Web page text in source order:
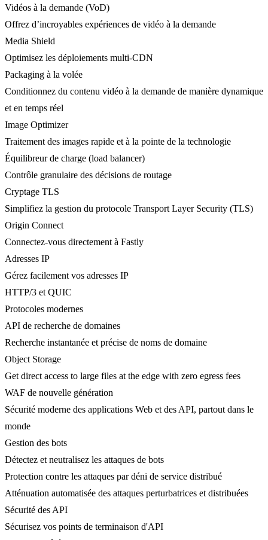
Vidéos à la demande (VoD)
Offrez d’incroyables expériences de vidéo à la demande
Media Shield
Optimisez les déploiements multi-CDN
Packaging à la volée
Conditionnez du contenu vidéo à la demande de manière dynamique
et en temps réel
Image Optimizer
Traitement des images rapide et à la pointe de la technologie
Équilibreur de charge (load balancer)
Contrôle granulaire des décisions de routage
Cryptage TLS
Simplifiez la gestion du protocole Transport Layer Security (TLS)
Origin Connect
Connectez-vous directement à Fastly
Adresses IP
Gérez facilement vos adresses IP
HTTP/3 et QUIC
Protocoles modernes
API de recherche de domaines
Recherche instantanée et précise de noms de domaine
Object Storage
Get direct access to large files at the edge with zero egress fees
WAF de nouvelle génération
Sécurité moderne des applications Web et des API, partout dans le
monde
Gestion des bots
Détectez et neutralisez les attaques de bots
Protection contre les attaques par déni de service distribué
Atténuation automatisée des attaques perturbatrices et distribuées
Sécurité des API
Sécurisez vos points de terminaison d'API